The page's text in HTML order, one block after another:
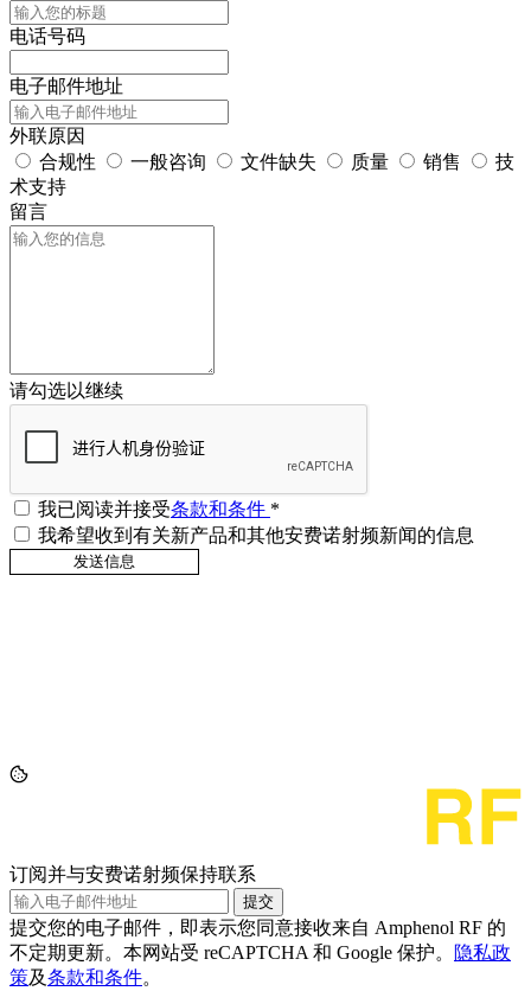
电话号码
电子邮件地址
外联原因
合规性
一般咨询 文件缺失 质量 销售
技
术支持
留言
请勾选以继续
我已阅读并接受条款和条件 *
我希望收到有关新产品和其他安费诺射频新闻的信息
订阅并与安费诺射频保持联系
提交
提交您的电子邮件，即表示您同意接收来自 Amphenol RF 的
不定期更新。本网站受 reCAPTCHA 和 Google 保护。
隐私政
策及条款和条件。